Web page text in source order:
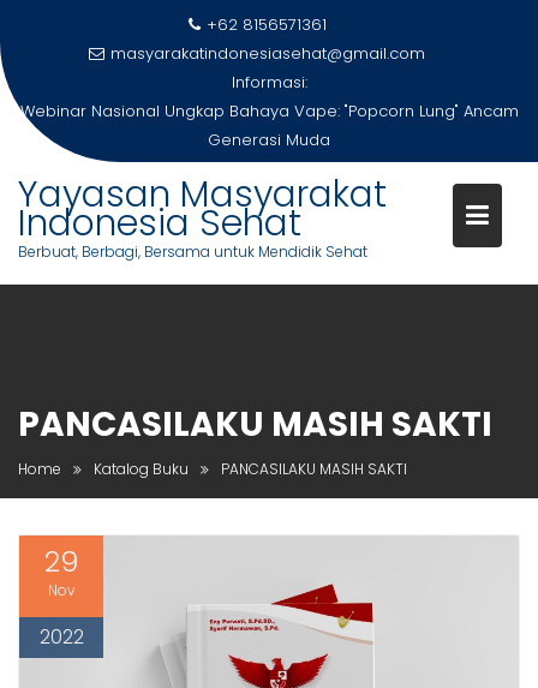
to
content
+62 8156571361
masyarakatindonesiasehat@gmail.com
Informasi:
Webinar Nasional Ungkap Bahaya Vape: "Popcorn Lung" Ancam
Generasi Muda
Yayasan Masyarakat
Indonesia Sehat
Berbuat, Berbagi, Bersama untuk Mendidik Sehat
PANCASILAKU MASIH SAKTI
Home Katalog Buku PANCASILAKU MASIH SAKTI
29
Nov
2022